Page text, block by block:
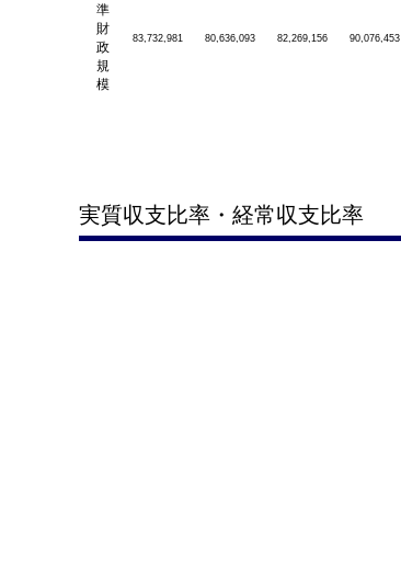
準
財
政
規
模
83,732,981 80,636,093 82,269,156 90,076,453
実質収支比率・経常収支比率